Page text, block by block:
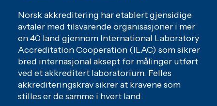
Norsk akkreditering har etablert gjensidige
avtaler med tilsvarende organisasjoner i mer
en 40 land gjennom International Laboratory
Accreditation Cooperation (ILAC) som sikrer
bred internasjonal aksept for målinger utført
ved et akkreditert laboratorium. Felles
akkrediteringskrav sikrer at kravene som
stilles er de samme i hvert land.